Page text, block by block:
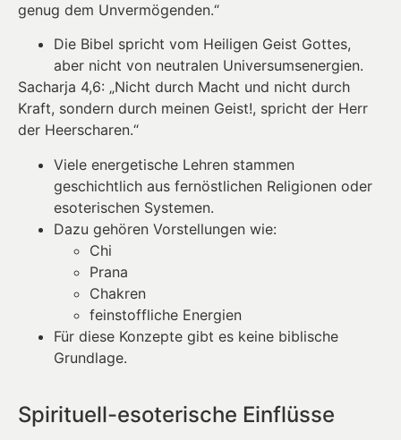
genug dem Unvermögenden.“
Die Bibel spricht vom Heiligen Geist Gottes,
aber nicht von neutralen Universumsenergien.
Sacharja 4,6: „Nicht durch Macht und nicht durch
Kraft, sondern durch meinen Geist!, spricht der Herr
der Heerscharen.“
Viele energetische Lehren stammen
geschichtlich aus fernöstlichen Religionen oder
esoterischen Systemen.
Dazu gehören Vorstellungen wie:
Chi
Prana
Chakren
feinstoffliche Energien
Für diese Konzepte gibt es keine biblische
Grundlage.
Spirituell-esoterische Einflüsse